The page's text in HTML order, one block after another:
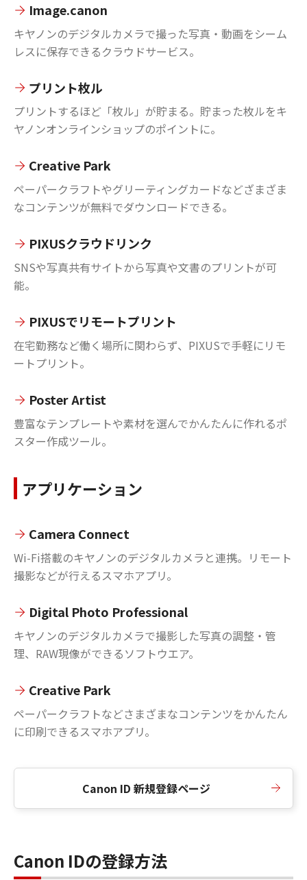
Image.canon
キヤノンのデジタルカメラで撮った写真・動画をシーム
レスに保存できるクラウドサービス。
プリント枚ル
プリントするほど「枚ル」が貯まる。貯まった枚ルをキ
ヤノンオンラインショップのポイントに。
Creative Park
ペーパークラフトやグリーティングカードなどざまざま
なコンテンツが無料でダウンロードできる。
PIXUSクラウドリンク
SNSや写真共有サイトから写真や文書のプリントが可
能。
PIXUSでリモートプリント
在宅勤務など働く場所に関わらず、PIXUSで手軽にリモ
ートプリント。
Poster Artist
豊富なテンプレートや素材を選んでかんたんに作れるポ
スター作成ツール。
アプリケーション
Camera Connect
Wi-Fi搭載のキヤノンのデジタルカメラと連携。リモート
撮影などが行えるスマホアプリ。
Digital Photo Professional
キヤノンのデジタルカメラで撮影した写真の調整・管
理、RAW現像ができるソフトウエア。
Creative Park
ペーパークラフトなどさまざまなコンテンツをかんたん
に印刷できるスマホアプリ。
Canon ID 新規登録ページ
Canon IDの登録方法